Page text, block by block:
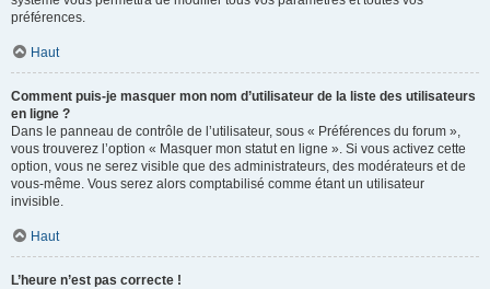
préférences.
Haut
Comment puis-je masquer mon nom d’utilisateur de la liste des utilisateurs
en ligne ?
Dans le panneau de contrôle de l’utilisateur, sous « Préférences du forum »,
vous trouverez l’option « Masquer mon statut en ligne ». Si vous activez cette
option, vous ne serez visible que des administrateurs, des modérateurs et de
vous-même. Vous serez alors comptabilisé comme étant un utilisateur
invisible.
Haut
L’heure n’est pas correcte !